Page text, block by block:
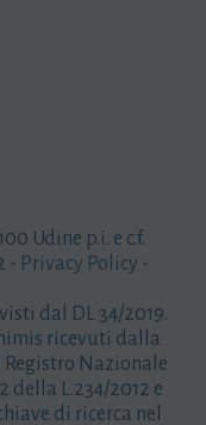
Udine p.i. e c.f.
- Privacy Policy -
dal DL 34/2019.
ricevuti dalla
Nazionale
della L.234/2012 e
di ricerca nel